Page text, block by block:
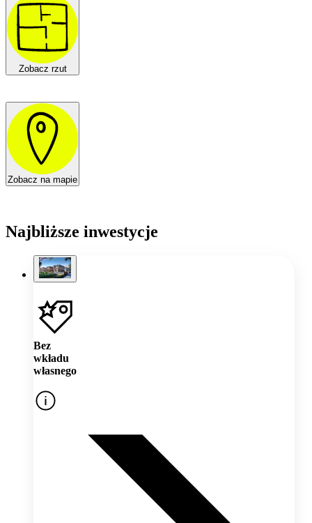
Zobacz rzut
Zobacz na mapie
Najbliższe inwestycje
Bez
wkładu
własnego